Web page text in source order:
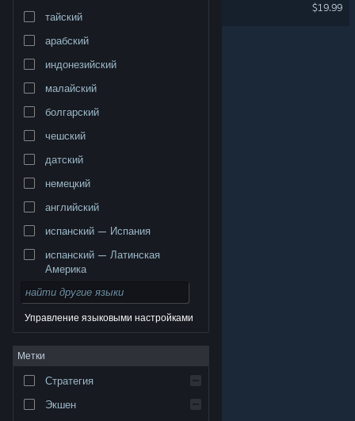
Полная версия
© Valve Corporation. Все права сохранены. Все
торговые марки являются собственностью
Правовая информация
Соглашение подписчика Steam
Файлы cookie
тайский
арабский
индонезийский
малайский
болгарский
чешский
датский
немецкий
английский
испанский — Испания
испанский — Латинская
Америка
Управление языковыми настройками
Метки
Стратегия
Экшен
$19.99